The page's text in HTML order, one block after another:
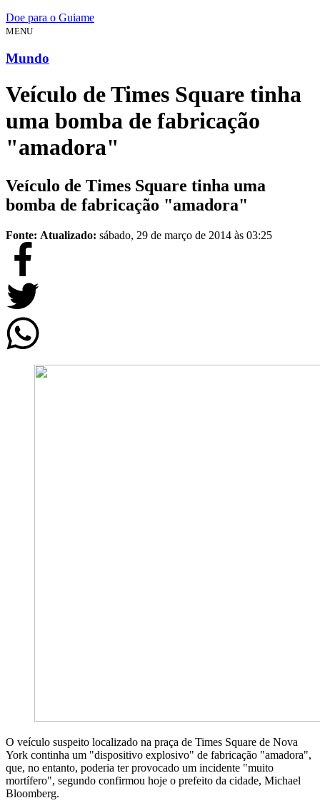
Doe para o Guiame
MENU
Mundo
Veículo de Times Square tinha
uma bomba de fabricação
"amadora"
Veículo de Times Square tinha uma
bomba de fabricação "amadora"
Fonte: Atualizado: sábado, 29 de março de 2014 às 03:25
O veículo suspeito localizado na praça de Times Square de Nova
York continha um "dispositivo explosivo" de fabricação "amadora",
que, no entanto, poderia ter provocado um incidente "muito
mortífero", segundo confirmou hoje o prefeito da cidade, Michael
Bloomberg.